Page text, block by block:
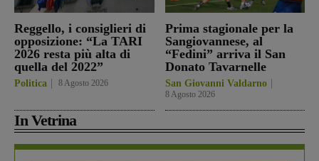
Reggello, i consiglieri di
opposizione: “La TARI
2026 resta più alta di
quella del 2022”
Politica 8 Agosto 2026
Prima stagionale per la
Sangiovannese, al
“Fedini” arriva il San
Donato Tavarnelle
San Giovanni Valdarno
8 Agosto 2026
In Vetrina